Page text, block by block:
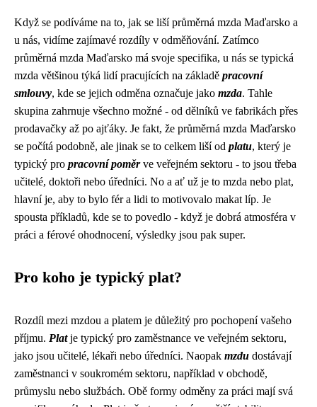
Když se podíváme na to, jak se lišíprůměrná mzda Maďarsko a
u nás, vidíme zajímavé rozdíly v odměňování. Zatímco
průměrná mzda Maďarsko má svoje specifika, u nás se typická
mzda většinou týká lidí pracujících na základě pracovní
smlouvy, kde se jejich odměna označuje jako mzda. Tahle
skupina zahrnuje všechno možné - od dělníků ve fabrikách přes
prodavačky až po ajťáky. Je fakt, že průměrná mzda Maďarsko
se počítá podobně, ale jinak se to celkem liší od platu, který je
typický pro pracovní poměrve veřejném sektoru - to jsou třeba
učitelé, doktoři nebo úředníci. No a ať už je to mzda nebo plat,
hlavní je, aby to bylo fér a lidi to motivovalo makat líp. Je
spousta příkladů, kde se to povedlo - když je dobrá atmosféra v
práci a férové ohodnocení, výsledky jsou pak super.
Pro koho je typický plat?
Rozdíl mezi mzdou a platem je důležitý pro pochopení vašeho
příjmu. Platje typický pro zaměstnance ve veřejném sektoru,
jako jsou učitelé, lékaři nebo úředníci. Naopak mzdu dostávají
zaměstnanci v soukromém sektoru, například v obchodě,
průmyslu nebo službách. Obě formy odměny za práci mají svá